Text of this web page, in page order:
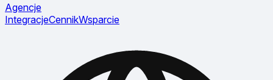
Agencje
IntegracjeCennikWsparcie